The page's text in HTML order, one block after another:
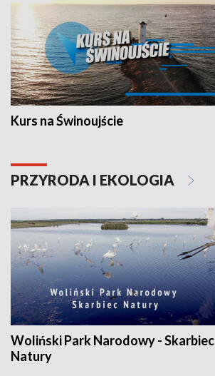
Kurs na Świnoujście
PRZYRODA I EKOLOGIA
Woliński Park Narodowy - Skarbiec
Natury